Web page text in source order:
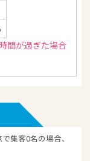
間が過ぎた場合
集客0名の場合、